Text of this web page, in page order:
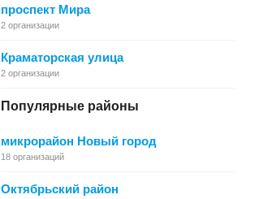
проспект Мира
2 организации
Краматорская улица
2 организации
Популярные районы
микрорайон Новый город
18 организаций
Октябрьский район